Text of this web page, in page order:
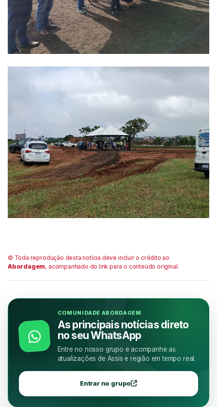
© Toda reprodução desta notícia deve incluir o crédito ao
Abordagem, acompanhado do link para o conteúdo original.
COMUNIDADE ABORDAGEM
As principais notícias direto
no seu WhatsApp
Entre no nosso grupo e acompanhe as
atualizações de Assis e região em tempo real.
Entrar no grupo